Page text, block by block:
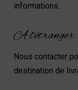
informations.
A l’étranger
Nous contacter
destination de